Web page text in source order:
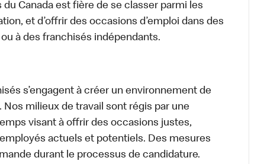
du Canada est fière de se classer parmi les
et d’offrir des occasions d’emploi dans des
à des franchisés indépendants.
s’engagent à créer un environnement de
milieux de travail sont régis par une
visant à offrir des occasions justes,
actuels et potentiels. Des mesures
durant le processus de candidature.